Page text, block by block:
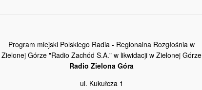
Program miejski Polskiego Radia - Regionalna Rozgłośnia w
Zielonej Górze "Radio Zachód S.A." w likwidacji w Zielonej Górze
Radio Zielona Góra
ul. Kukułcza 1